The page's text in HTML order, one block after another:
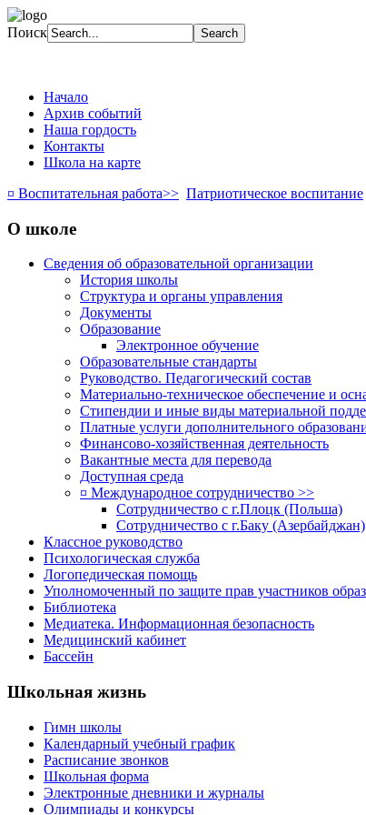
Поиск
Начало
Архив событий
Наша гордость
Контакты
Школа на карте
¤ Воспитательная работа>> Патриотическое воспитание
О школе
Сведения об образовательной организации
История школы
Структура и органы управления
Документы
Образование
Электронное обучение
Образовательные стандарты
Руководство. Педагогический состав
Материально-техническое обеспечение и
Стипендии и иные виды материальной
Платные услуги дополнительного
Финансово-хозяйственная деятельность
Вакантные места для перевода
Доступная среда
¤ Международное сотрудничество >>
Сотрудничество с г.Плоцк (Польша)
Сотрудничество с г.Баку (Азербайджан)
Классное руководство
Психологическая служба
Логопедическая помощь
Уполномоченный по защите прав участников
Библиотека
Медиатека. Информационная безопасность
Медицинский кабинет
Бассейн
Школьная жизнь
Гимн школы
Календарный учебный график
Расписание звонков
Школьная форма
Электронные дневники и журналы
Олимпиады и конкурсы